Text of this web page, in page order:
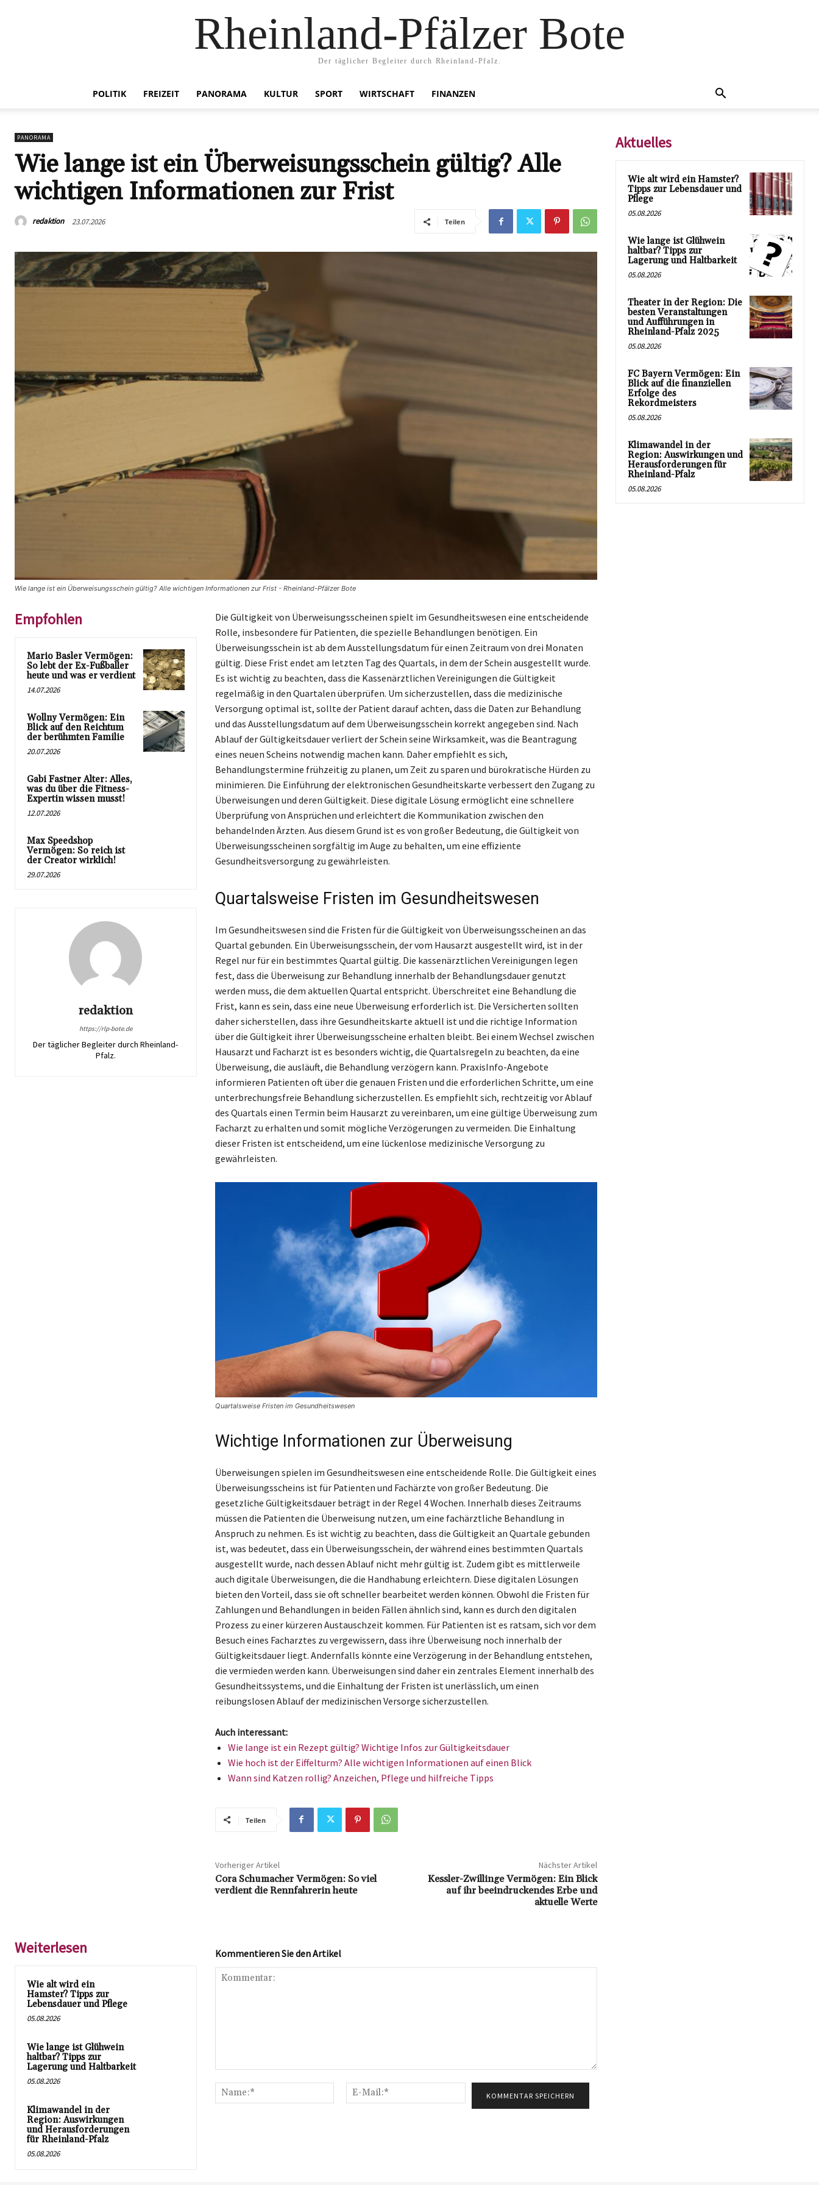
Rheinland-Pfälzer Bote
Der täglicher Begleiter durch Rheinland-Pfalz.
POLITIK FREIZEIT PANORAMA KULTUR SPORT WIRTSCHAFT FINANZEN
PANORAMA
Wie lange ist ein Überweisungsschein gültig? Alle
wichtigen Informationen zur Frist
redaktion 23.07.2026 Teilen
Wie lange ist ein Überweisungsschein gültig? Alle wichtigen Informationen zur Frist - Rheinland-Pfälzer Bote
Empfohlen
Mario Basler Vermögen:
So lebt der Ex-Fußballer
heute und was er verdient
14.07.2026
Wollny Vermögen: Ein
Blick auf den Reichtum
der berühmten Familie
20.07.2026
Gabi Fastner Alter: Alles,
was du über die Fitness-
Expertin wissen musst!
12.07.2026
Max Speedshop
Vermögen: So reich ist
der Creator wirklich!
29.07.2026
redaktion
https://rlp-bote.de
Der täglicher Begleiter durch Rheinland-
Pfalz.
Die Gültigkeit von Überweisungsscheinen spielt im Gesundheitswesen eine entscheidende
Rolle, insbesondere für Patienten, die spezielle Behandlungen benötigen. Ein
Überweisungsschein ist ab dem Ausstellungsdatum für einen Zeitraum von drei Monaten
gültig. Diese Frist endet am letzten Tag des Quartals, in dem der Schein ausgestellt wurde.
Es ist wichtig zu beachten, dass die Kassenärztlichen Vereinigungen die Gültigkeit
regelmäßig in den Quartalen überprüfen. Um sicherzustellen, dass die medizinische
Versorgung optimal ist, sollte der Patient darauf achten, dass die Daten zur Behandlung
und das Ausstellungsdatum auf dem Überweisungsschein korrekt angegeben sind. Nach
Ablauf der Gültigkeitsdauer verliert der Schein seine Wirksamkeit, was die Beantragung
eines neuen Scheins notwendig machen kann. Daher empfiehlt es sich,
Behandlungstermine frühzeitig zu planen, um Zeit zu sparen und bürokratische Hürden zu
minimieren. Die Einführung der elektronischen Gesundheitskarte verbessert den Zugang zu
Überweisungen und deren Gültigkeit. Diese digitale Lösung ermöglicht eine schnellere
Überprüfung von Ansprüchen und erleichtert die Kommunikation zwischen den
behandelnden Ärzten. Aus diesem Grund ist es von großer Bedeutung, die Gültigkeit von
Überweisungsscheinen sorgfältig im Auge zu behalten, um eine effiziente
Gesundheitsversorgung zu gewährleisten.
Quartalsweise Fristen im Gesundheitswesen
Im Gesundheitswesen sind die Fristen für die Gültigkeit von Überweisungsscheinen an das
Quartal gebunden. Ein Überweisungsschein, der vom Hausarzt ausgestellt wird, ist in der
Regel nur für ein bestimmtes Quartal gültig. Die kassenärztlichen Vereinigungen legen
fest, dass die Überweisung zur Behandlung innerhalb der Behandlungsdauer genutzt
werden muss, die dem aktuellen Quartal entspricht. Überschreitet eine Behandlung die
Frist, kann es sein, dass eine neue Überweisung erforderlich ist. Die Versicherten sollten
daher sicherstellen, dass ihre Gesundheitskarte aktuell ist und die richtige Information
über die Gültigkeit ihrer Überweisungsscheine erhalten bleibt. Bei einem Wechsel zwischen
Hausarzt und Facharzt ist es besonders wichtig, die Quartalsregeln zu beachten, da eine
Überweisung, die ausläuft, die Behandlung verzögern kann. PraxisInfo-Angebote
informieren Patienten oft über die genauen Fristen und die erforderlichen Schritte, um eine
unterbrechungsfreie Behandlung sicherzustellen. Es empfiehlt sich, rechtzeitig vor Ablauf
des Quartals einen Termin beim Hausarzt zu vereinbaren, um eine gültige Überweisung zum
Facharzt zu erhalten und somit mögliche Verzögerungen zu vermeiden. Die Einhaltung
dieser Fristen ist entscheidend, um eine lückenlose medizinische Versorgung zu
gewährleisten.
Quartalsweise Fristen im Gesundheitswesen
Wichtige Informationen zur Überweisung
Überweisungen spielen im Gesundheitswesen eine entscheidende Rolle. Die Gültigkeit eines
Überweisungsscheins ist für Patienten und Fachärzte von großer Bedeutung. Die
gesetzliche Gültigkeitsdauer beträgt in der Regel 4 Wochen. Innerhalb dieses Zeitraums
müssen die Patienten die Überweisung nutzen, um eine fachärztliche Behandlung in
Anspruch zu nehmen. Es ist wichtig zu beachten, dass die Gültigkeit an Quartale gebunden
ist, was bedeutet, dass ein Überweisungsschein, der während eines bestimmten Quartals
ausgestellt wurde, nach dessen Ablauf nicht mehr gültig ist. Zudem gibt es mittlerweile
auch digitale Überweisungen, die die Handhabung erleichtern. Diese digitalen Lösungen
bieten den Vorteil, dass sie oft schneller bearbeitet werden können. Obwohl die Fristen für
Zahlungen und Behandlungen in beiden Fällen ähnlich sind, kann es durch den digitalen
Prozess zu einer kürzeren Austauschzeit kommen. Für Patienten ist es ratsam, sich vor dem
Besuch eines Facharztes zu vergewissern, dass ihre Überweisung noch innerhalb der
Gültigkeitsdauer liegt. Andernfalls könnte eine Verzögerung in der Behandlung entstehen,
die vermieden werden kann. Überweisungen sind daher ein zentrales Element innerhalb des
Gesundheitssystems, und die Einhaltung der Fristen ist unerlässlich, um einen
reibungslosen Ablauf der medizinischen Versorge sicherzustellen.
Auch interessant:
Wie lange ist ein Rezept gültig? Wichtige Infos zur Gültigkeitsdauer
Wie hoch ist der Eiffelturm? Alle wichtigen Informationen auf einen Blick
Wann sind Katzen rollig? Anzeichen, Pflege und hilfreiche Tipps
Teilen
Vorheriger Artikel
Cora Schumacher Vermögen: So viel
verdient die Rennfahrerin heute
Nächster Artikel
Kessler-Zwillinge Vermögen: Ein Blick
auf ihr beeindruckendes Erbe und
aktuelle Werte
Weiterlesen
Wie alt wird ein
Hamster? Tipps zur
Lebensdauer und Pflege
05.08.2026
Wie lange ist Glühwein
haltbar? Tipps zur
Lagerung und Haltbarkeit
05.08.2026
Klimawandel in der
Region: Auswirkungen
und Herausforderungen
für Rheinland-Pfalz
05.08.2026
Kommentieren Sie den Artikel
Name:*
Mail:*
Aktuelles
Wie alt wird ein Hamster?
Tipps zur Lebensdauer und
Pflege
05.08.2026
Wie lange ist Glühwein
haltbar? Tipps zur
Lagerung und Haltbarkeit
05.08.2026
Theater in der Region: Die
besten Veranstaltungen
und Aufführungen in
Rheinland-Pfalz 2025
05.08.2026
FC Bayern Vermögen: Ein
Blick auf die finanziellen
Erfolge des
Rekordmeisters
05.08.2026
Klimawandel in der
Region: Auswirkungen und
Herausforderungen für
Rheinland-Pfalz
05.08.2026